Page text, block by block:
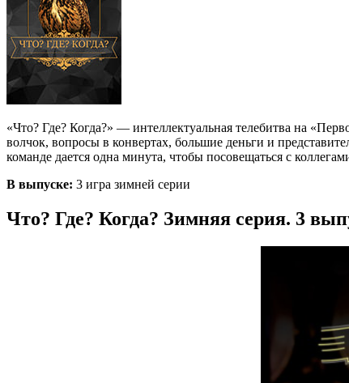
«Что? Где? Когда?» — интеллектуальная телебитва на
волчок, вопросы в конвертах, большие деньги и
команде дается одна минута, чтобы посовещаться с
В выпуске: 3 игра зимней серии
Что? Где? Когда? Зимняя серия. 3